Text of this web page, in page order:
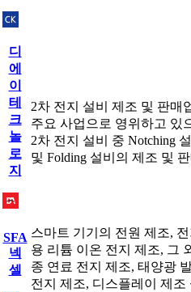
디
에
이
테
크
놀
로
지
2차 전지 설비 제조 및 판매
주요 사업으로 영위하고 있
2차 전지 설비 중 Notching 설
및 Folding 설비의 제조 및 판
SFA
넥
셀
스마트 기기의 전원 제조,
용 리튬 이온 전지 제조, 그
종 연료 전지 제조, 태양광
전지 제조, 디스플레이 제조